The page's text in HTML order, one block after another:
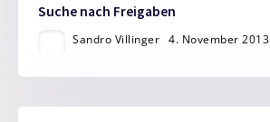
Suche nach Freigaben
Sandro Villinger 4. November 2013